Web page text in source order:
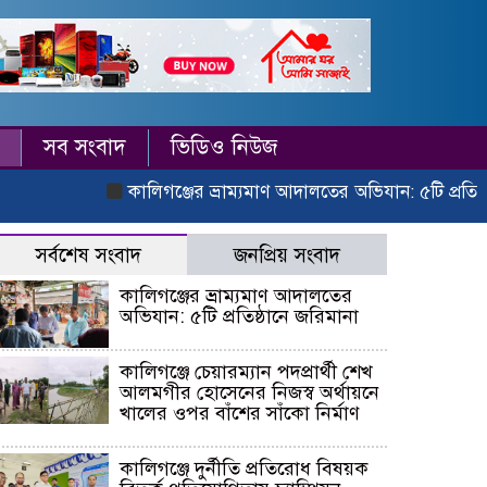
সব সংবাদ ভিডিও নিউজ
কালিগঞ্জের ভ্রাম্যমাণ আদালতের অভিযান: ৫টি প্রতিষ্ঠানে
সর্বশেষ সংবাদ জনপ্রিয় সংবাদ
কালিগঞ্জের ভ্রাম্যমাণ আদালতের
অভিযান: ৫টি প্রতিষ্ঠানে জরিমানা
কালিগঞ্জে চেয়ারম্যান পদপ্রার্থী শেখ
আলমগীর হোসেনের নিজস্ব অর্থায়নে
খালের ওপর বাঁশের সাঁকো নির্মাণ
কালিগঞ্জে দুর্নীতি প্রতিরোধ বিষয়ক